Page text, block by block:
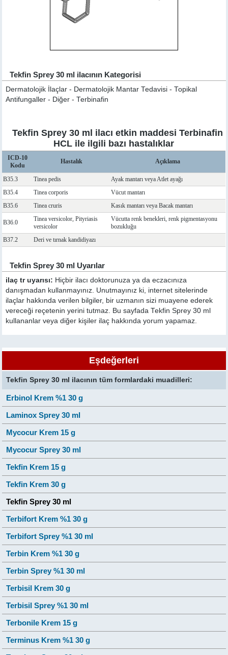
Tekfin Sprey 30 ml ilacının Kategorisi
Dermatolojik İlaçlar - Dermatolojik Mantar Tedavisi - Topikal
Antifungaller - Diğer - Terbinafin
Tekfin Sprey 30 ml ilacı etkin maddesi Terbinafin
HCL ile ilgili bazı hastalıklar
ICD-10
Kodu
Hastalık Açıklama
B35.3 Tinea pedis
Ayak mantarı veya Atlet ayağı
B35.4
Tinea corporis
Vücut mantarı
B35.6
Tinea cruris Kasık mantarı veya Bacak mantarı
B36.0
Tinea versicolor, Pityriasis
versicolor
Vücutta renk benekleri, renk pigmentasyonu
bozukluğu
B37.2
Deri ve tırnak kandidiyazı
Tekfin Sprey 30 ml Uyarılar
ilaç tr uyarısı: Hiçbir ilacı doktorunuza ya da eczacınıza
danışmadan kullanmayınız. Unutmayınız ki, internet sitelerinde
ilaçlar hakkında verilen bilgiler, bir uzmanın sizi muayene ederek
vereceği reçetenin yerini tutmaz. Bu sayfada Tekfin Sprey 30 ml
kullananlar veya diğer kişiler ilaç hakkında yorum yapamaz.
Eşdeğerleri
Tekfin Sprey 30 ml ilacının tüm formlardaki muadilleri:
Erbinol Krem %1 30 g
Laminox Sprey 30 ml
Mycocur Krem 15 g
Mycocur Sprey 30 ml
Tekfin Krem 15 g
Tekfin Krem 30 g
Tekfin Sprey 30 ml
Terbifort Krem %1 30 g
Terbifort Sprey %1 30 ml
Terbin Krem %1 30 g
Terbin Sprey %1 30 ml
Terbisil Krem 30 g
Terbisil Sprey %1 30 ml
Terbonile Krem 15 g
Terminus Krem %1 30 g